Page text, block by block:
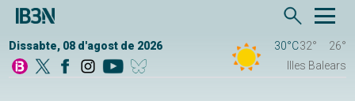
Dissabte, 08 d'agost de 2026 30°C32°
26°
Illes Balears